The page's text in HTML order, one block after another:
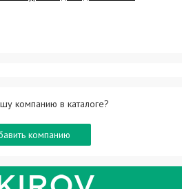
компанию в каталоге?
компанию